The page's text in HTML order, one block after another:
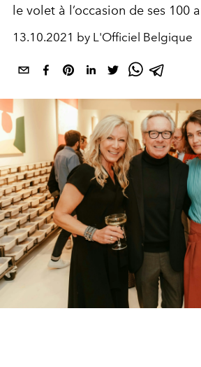
le volet à l’occasion de ses 100
13.10.2021 by L'Officiel Belgique